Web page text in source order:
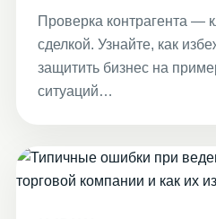
Проверка контрагента —
сделкой. Узнайте, как
защитить бизнес на
ситуаций…